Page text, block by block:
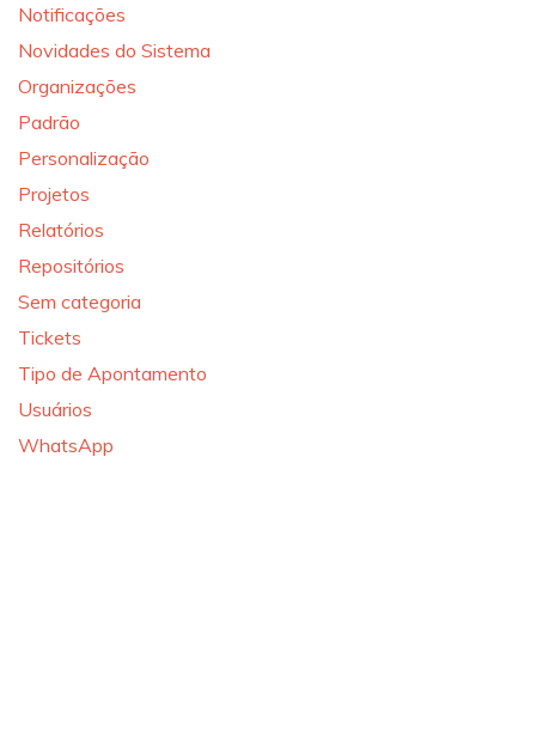
Notificações
Novidades do Sistema
Organizações
Padrão
Personalização
Projetos
Relatórios
Repositórios
Sem categoria
Tickets
Tipo de Apontamento
Usuários
WhatsApp